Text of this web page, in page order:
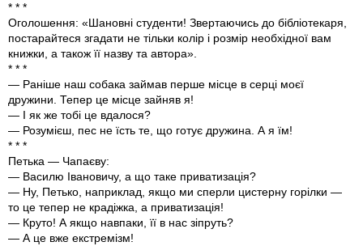
* * *
Оголошення: «Шановні студенти! Звертаючись до бібліотекаря,
постарайтеся згадати не тільки колір і розмір необхідної вам
книжки, а також її назву та автора».
* * *
— Раніше наш собака займав перше місце в серці моєї
дружини. Тепер це місце зайняв я!
— І як же тобі це вдалося?
— Розумієш, пес не їсть те, що готує дружина. А я їм!
* * *
Петька — Чапаєву:
— Василю Івановичу, а що таке приватизація?
— Ну, Петько, наприклад, якщо ми сперли цистерну горілки —
то це тепер не крадіжка, а приватизація!
— Круто! А якщо навпаки, її в нас зіпруть?
— А це вже екстремізм!